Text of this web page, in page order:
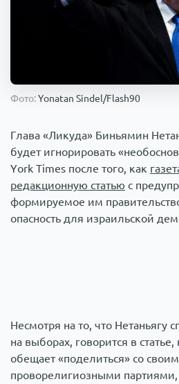
Коронавирус
Армия
Фото:Yonatan Sindel/Flash90
Глава «Ликуда» Биньямин
будет игнорировать
York Times после того, как
редакционную статью с
формируемое им
опасность для израильской
Несмотря на то, что Нетаньягу
на выборах, говорится в статье,
обещает «поделиться» со
проворелигиозными партиями,